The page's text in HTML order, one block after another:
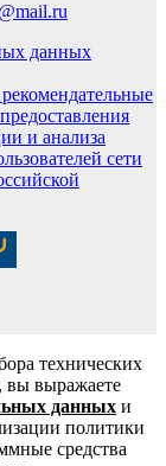
данных
и анализа
сети
технических
вы выражаете
данных и
политики
средства